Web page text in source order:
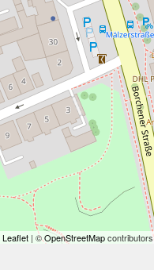
Leaflet| ©OpenStreetMapcontributors